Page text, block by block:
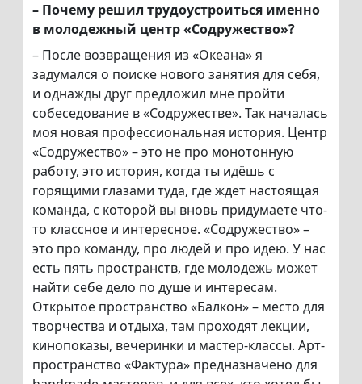
– Почему решил трудоустроиться именно
в молодежный центр «Содружество»?
– После возвращения из «Океана» я
задумался о поиске нового занятия для себя,
и однажды друг предложил мне пройти
собеседование в «Содружестве». Так началась
моя новая профессиональная история. Центр
«Содружество» – это не про монотонную
работу, это история, когда ты идёшь с
горящими глазами туда, где ждет настоящая
команда, с которой вы вновь придумаете что-
то классное и интересное. «Содружество» –
это про команду, про людей и про идею. У нас
есть пять пространств, где молодежь может
найти себе дело по душе и интересам.
Открытое пространство «Балкон» – место для
творчества и отдыха, там проходят лекции,
кинопоказы, вечеринки и мастер-классы. Арт-
пространство «Фактура» предназначено для